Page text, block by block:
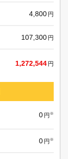
4,800 円
107,300 円
1,272,544 円
0 円 ※
0 円 ※